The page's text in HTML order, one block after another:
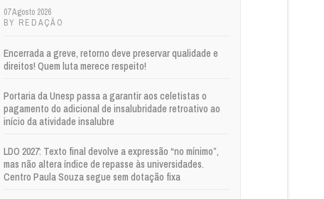
07 Agosto 2026
BY REDAÇÃO
Encerrada a greve, retorno deve preservar qualidade e
direitos! Quem luta merece respeito!
Portaria da Unesp passa a garantir aos celetistas o
pagamento do adicional de insalubridade retroativo ao
início da atividade insalubre
LDO 2027: Texto final devolve a expressão “no mínimo”,
mas não altera índice de repasse às universidades.
Centro Paula Souza segue sem dotação fixa